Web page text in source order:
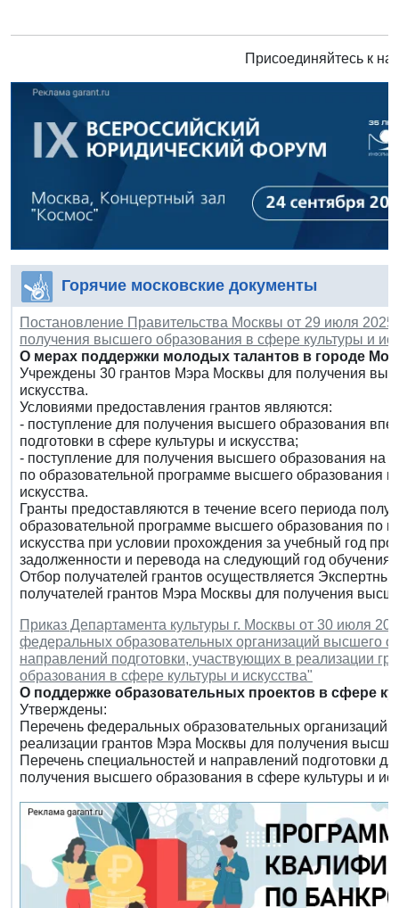
Присоединяйтесь к
Горячие московские документы
Постановление Правительства Москвы от 29 июля
получения высшего образования в сфере культуры и
О мерах поддержки молодых талантов в городе
Учреждены 30 грантов Мэра Москвы для получения
искусства.
Условиями предоставления грантов являются:
- поступление для получения высшего образования
подготовки в сфере культуры и искусства;
- поступление для получения высшего образования на
по образовательной программе высшего образования
искусства.
Гранты предоставляются в течение всего периода
образовательной программе высшего образования по
искусства при условии прохождения за учебный год
задолженности и перевода на следующий год обучения.
Отбор получателей грантов осуществляется
получателей грантов Мэра Москвы для получения
Приказ Департамента культуры г. Москвы от 30 июля
федеральных образовательных организаций высшего
направлений подготовки, участвующих в реализации
образования в сфере культуры и искусства"
О поддержке образовательных проектов в сфере
Утверждены:
Перечень федеральных образовательных организаций
реализации грантов Мэра Москвы для получения
Перечень специальностей и направлений подготовки
получения высшего образования в сфере культуры и